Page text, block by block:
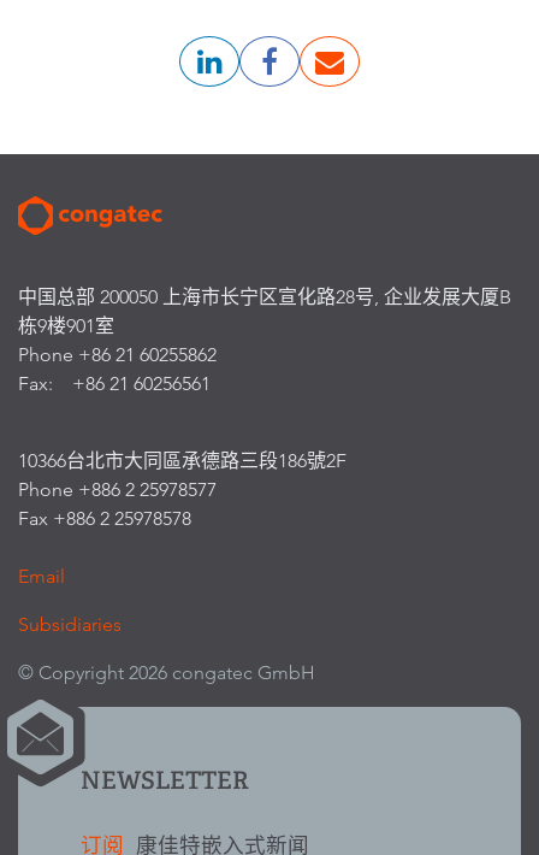
中国总部 200050 上海市长宁区宣化路28号, 企业发展大厦B
栋9楼901室
Phone +86 21 60255862
Fax: +86 21 60256561
10366台北市大同區承德路三段186號2F
Phone +886 2 25978577
Fax +886 2 25978578
Email
Subsidiaries
© Copyright 2026 congatec GmbH
NEWSLETTER
订阅 康佳特嵌入式新闻